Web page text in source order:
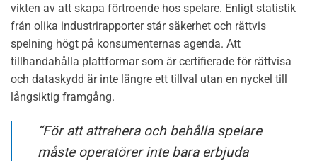
vikten av att skapa förtroende hos spelare. Enligt statistik
från olika industrirapporter står säkerhet och rättvis
spelning högt på konsumenternas agenda. Att
tillhandahålla plattformar som är certifierade för rättvisa
och dataskydd är inte längre ett tillval utan en nyckel till
långsiktig framgång.
“För att attrahera och behålla spelare
måste operatörer inte bara erbjuda